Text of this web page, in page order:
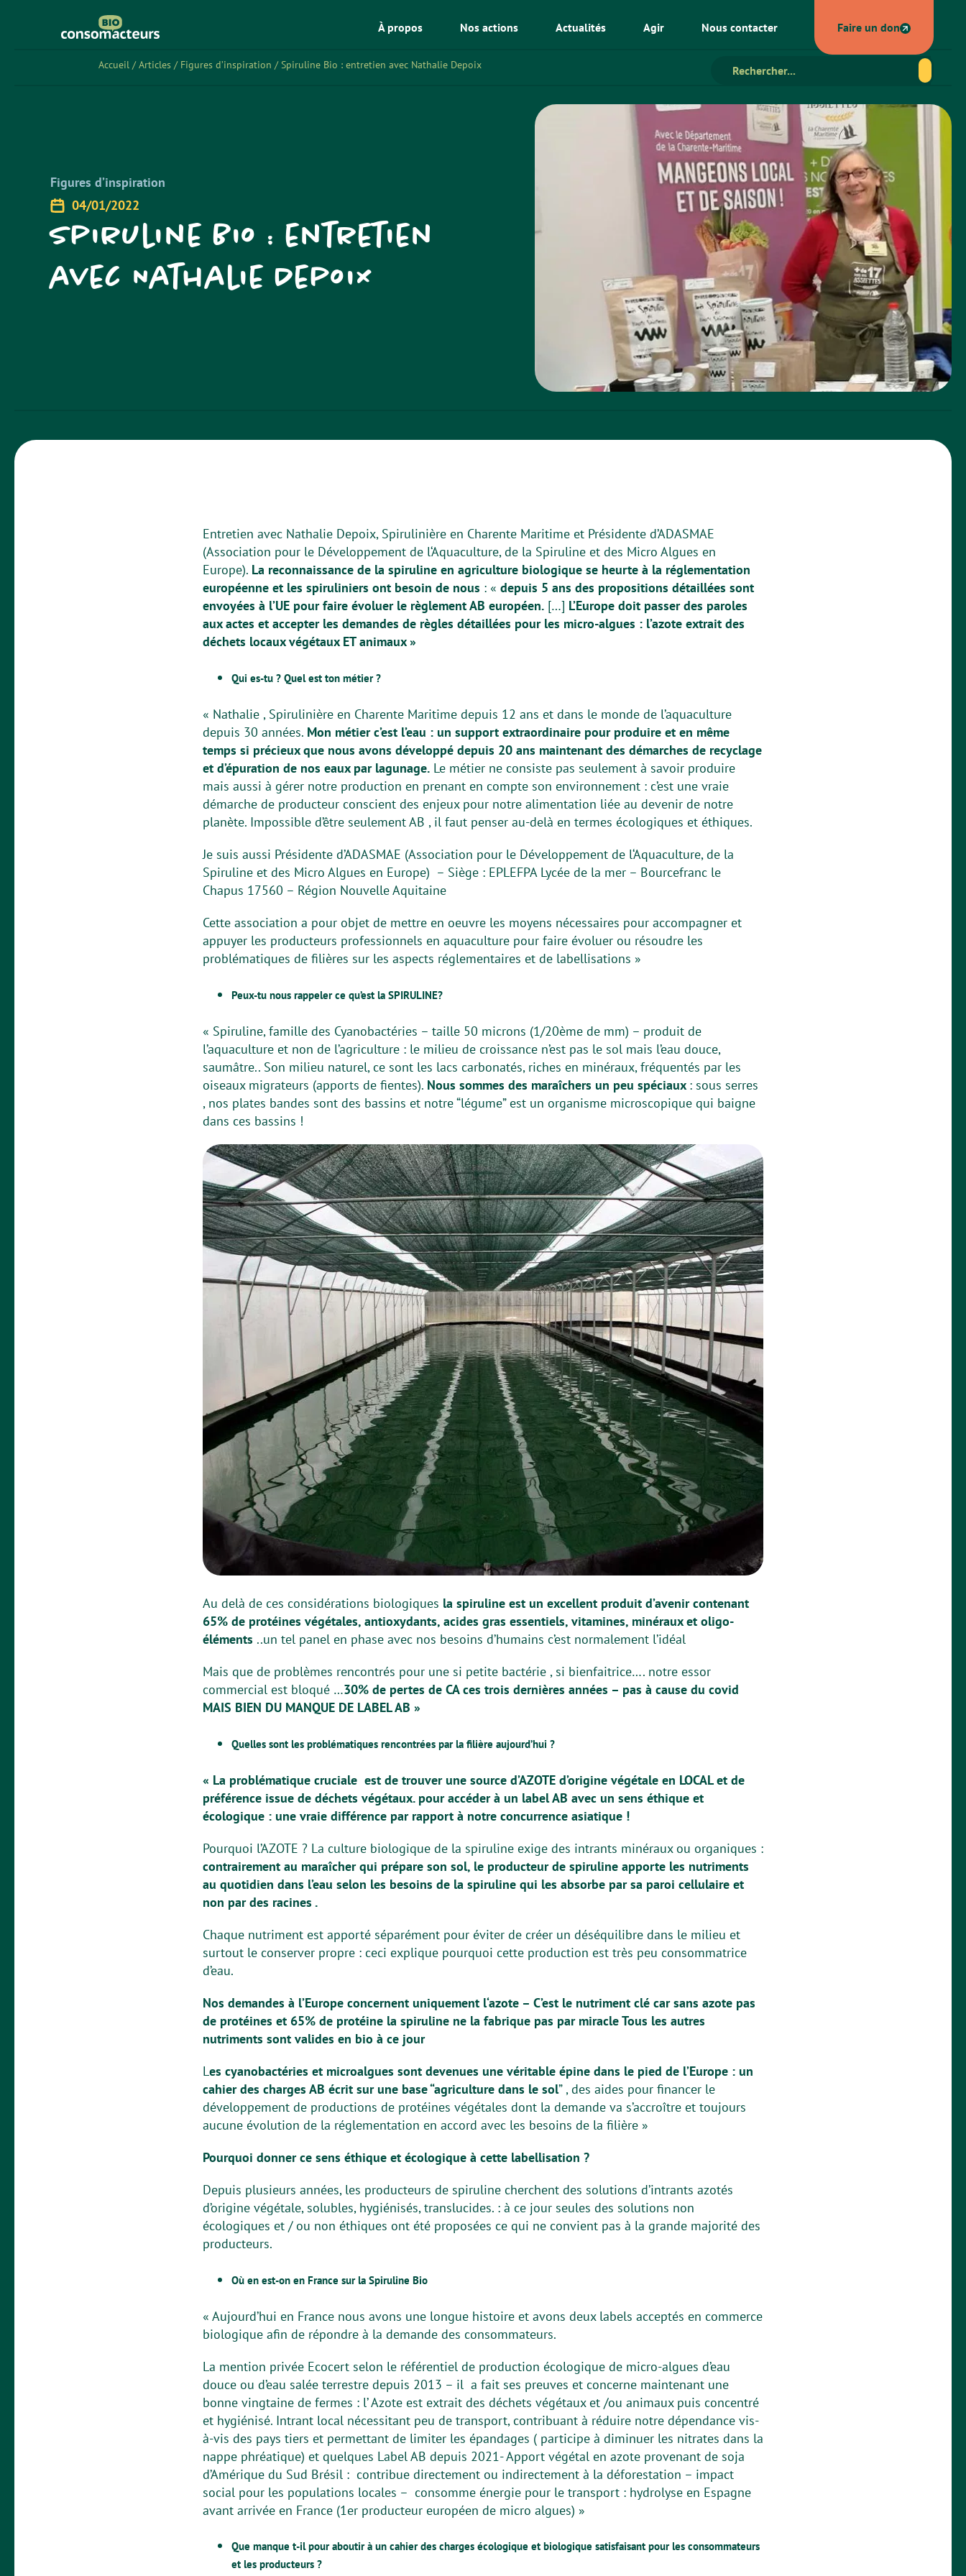
À propos Nos actions Actualités Agir Nous contacter Faire un don
Accueil /Articles / Figures d’inspiration /Spiruline Bio : entretien avec Nathalie Depoix
Figures d’inspiration
04/01/2022
Spiruline Bio : entretien
avec Nathalie Depoix
Entretien avec Nathalie Depoix, Spirulinière en Charente Maritime et Présidente d’ADASMAE
(Association pour le Développement de l‘Aquaculture, de la Spiruline et des Micro Algues en
Europe). La reconnaissance de la spiruline en agriculture biologique se heurte à la réglementation
européenne et les spiruliniers ont besoin de nous : « depuis 5 ans des propositions détaillées sont
envoyées à l’UE pour faire évoluer le règlement AB européen. […] L’Europe doit passer des paroles
aux actes et accepter les demandes de règles détaillées pour les micro-algues : l’azote extrait des
déchets locaux végétaux ET animaux »
Qui es-tu ? Quel est ton métier ?
« Nathalie , Spirulinière en Charente Maritime depuis 12 ans et dans le monde de l’aquaculture
depuis 30 années. Mon métier c’est l’eau : un support extraordinaire pour produire et en même
temps si précieux que nous avons développé depuis 20 ans maintenant des démarches de recyclage
et d’épuration de nos eaux par lagunage. Le métier ne consiste pas seulement à savoir produire
mais aussi à gérer notre production en prenant en compte son environnement : c’est une vraie
démarche de producteur conscient des enjeux pour notre alimentation liée au devenir de notre
planète. Impossible d’être seulement AB , il faut penser au-delà en termes écologiques et éthiques.
Je suis aussi Présidente d’ADASMAE (Association pour le Développement de l‘Aquaculture, de la
Spiruline et des Micro Algues en Europe) – Siège : EPLEFPA Lycée de la mer – Bourcefranc le
Chapus 17560 – Région Nouvelle Aquitaine
Cette association a pour objet de mettre en oeuvre les moyens nécessaires pour accompagner et
appuyer les producteurs professionnels en aquaculture pour faire évoluer ou résoudre les
problématiques de filières sur les aspects réglementaires et de labellisations »
Peux-tu nous rappeler ce qu’est la SPIRULINE?
« Spiruline, famille des Cyanobactéries – taille 50 microns (1/20ème de mm) – produit de
l’aquaculture et non de l’agriculture : le milieu de croissance n’est pas le sol mais l’eau douce,
saumâtre.. Son milieu naturel, ce sont les lacs carbonatés, riches en minéraux, fréquentés par les
oiseaux migrateurs (apports de fientes). Nous sommes des maraîchers un peu spéciaux : sous serres
, nos plates bandes sont des bassins et notre “légume” est un organisme microscopique qui baigne
dans ces bassins !
Au delà de ces considérations biologiques la spiruline est un excellent produit d’avenir contenant
65% de protéines végétales, antioxydants, acides gras essentiels, vitamines, minéraux et oligo-
éléments ..un tel panel en phase avec nos besoins d’humains c’est normalement l’idéal
Mais que de problèmes rencontrés pour une si petite bactérie , si bienfaitrice…. notre essor
commercial est bloqué …30% de pertes de CA ces trois dernières années – pas à cause du covid
MAIS BIEN DU MANQUE DE LABEL AB »
Quelles sont les problématiques rencontrées par la filière aujourd’hui ?
« La problématique cruciale est de trouver une source d’AZOTE d’origine végétale en LOCAL et de
préférence issue de déchets végétaux. pour accéder à un label AB avec un sens éthique et
écologique : une vraie différence par rapport à notre concurrence asiatique !
Pourquoi l’AZOTE ? La culture biologique de la spiruline exige des intrants minéraux ou organiques :
contrairement au maraîcher qui prépare son sol, le producteur de spiruline apporte les nutriments
au quotidien dans l’eau selon les besoins de la spiruline qui les absorbe par sa paroi cellulaire et
non par des racines .
Chaque nutriment est apporté séparément pour éviter de créer un déséquilibre dans le milieu et
surtout le conserver propre : ceci explique pourquoi cette production est très peu consommatrice
d’eau.
Nos demandes à l’Europe concernent uniquement l‘azote – C’est le nutriment clé car sans azote pas
de protéines et 65% de protéine la spiruline ne la fabrique pas par miracle Tous les autres
nutriments sont valides en bio à ce jour
Les cyanobactéries et microalgues sont devenues une véritable épine dans le pied de l’Europe : un
cahier des charges AB écrit sur une base “agriculture dans le sol” , des aides pour financer le
développement de productions de protéines végétales dont la demande va s’accroître et toujours
aucune évolution de la réglementation en accord avec les besoins de la filière »
Pourquoi donner ce sens éthique et écologique à cette labellisation ?
Depuis plusieurs années, les producteurs de spiruline cherchent des solutions d’intrants azotés
d’origine végétale, solubles, hygiénisés, translucides. : à ce jour seules des solutions non
écologiques et / ou non éthiques ont été proposées ce qui ne convient pas à la grande majorité des
producteurs.
Où en est-on en France sur la Spiruline Bio
« Aujourd’hui en France nous avons une longue histoire et avons deux labels acceptés en commerce
biologique afin de répondre à la demande des consommateurs.
La mention privée Ecocert selon le référentiel de production écologique de micro-algues d’eau
douce ou d’eau salée terrestre depuis 2013 – il a fait ses preuves et concerne maintenant une
bonne vingtaine de fermes : l’ Azote est extrait des déchets végétaux et /ou animaux puis concentré
et hygiénisé. Intrant local nécessitant peu de transport, contribuant à réduire notre dépendance vis-
à-vis des pays tiers et permettant de limiter les épandages ( participe à diminuer les nitrates dans la
nappe phréatique) et quelques Label AB depuis 2021- Apport végétal en azote provenant de soja
d’Amérique du Sud Brésil : contribue directement ou indirectement à la déforestation – impact
social pour les populations locales – consomme énergie pour le transport : hydrolyse en Espagne
avant arrivée en France (1er producteur européen de micro algues) »
Que manque t-il pour aboutir à un cahier des charges écologique et biologique satisfaisant pour les consommateurs
et les producteurs ?